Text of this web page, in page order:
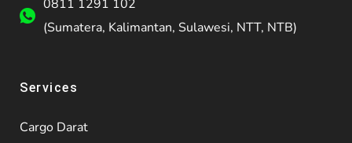
0811 1291 102
(Sumatera, Kalimantan, Sulawesi, NTT, NTB)
Services
Cargo Darat